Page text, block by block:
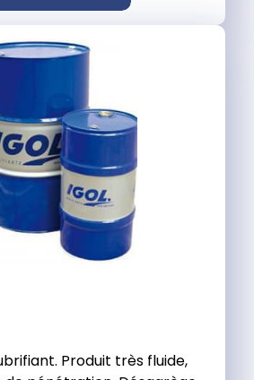
Produit très fluide,